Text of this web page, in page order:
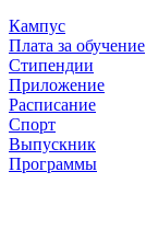
Кампус
Плата за обучение
Стипендии
Приложение
Расписание
Спорт
Выпускник
Программы